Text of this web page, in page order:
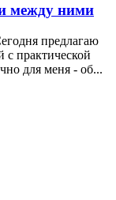
между ними
предлагаю
с практической
для меня - об...